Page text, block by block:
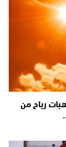
رياح من